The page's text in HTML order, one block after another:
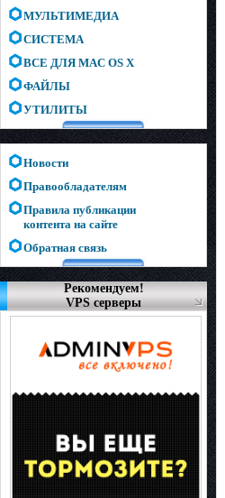
МУЛЬТИМЕДИА
СИСТЕМА
ВСЕ ДЛЯ MAC OS X
ФАЙЛЫ
УТИЛИТЫ
Новости
Правообладателям
Правила публикации
контента на сайте
Обратная связь
Рекомендуем!
VPS серверы